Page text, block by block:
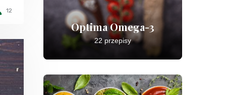
12
Optima Omega-3
22 przepisy